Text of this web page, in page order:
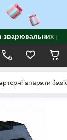
зварювальних
апарати